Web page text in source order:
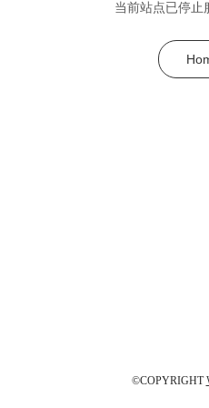
当前站点已停止
©COPYRIGHT